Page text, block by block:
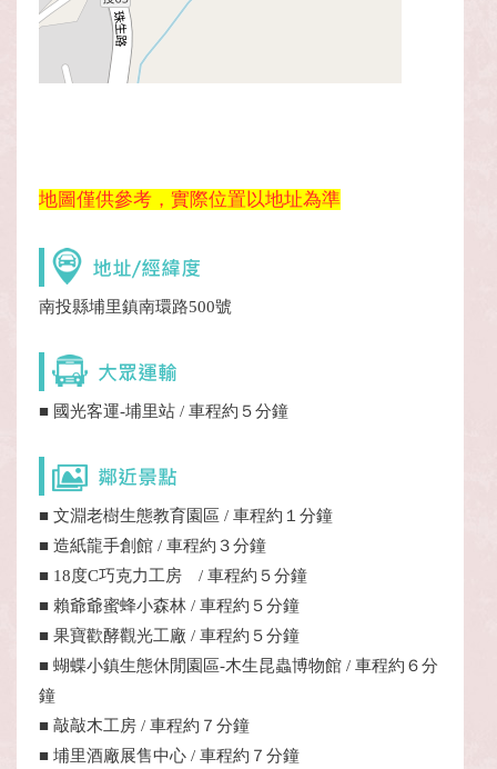
地圖僅供參考，實際位置以地址為準
南投縣埔里鎮南環路500號
■ 國光客運-埔里站 / 車程約５分鐘
■ 文淵老樹生態教育園區 / 車程約１分鐘
■ 造紙龍手創館 / 車程約３分鐘
​■ ​18度C巧克力工房 / 車程約５分鐘
■ 賴爺爺蜜蜂小森林 / 車程約５分鐘
■ 果寶歡酵觀光工廠 / 車程約５分鐘
■ 蝴蝶小鎮生態休閒園區-木生昆蟲博物館 / 車程約６分
鐘
​■ 敲敲木工房 / 車程約７分鐘
​■ 埔里酒廠展售中心 / 車程約７分鐘